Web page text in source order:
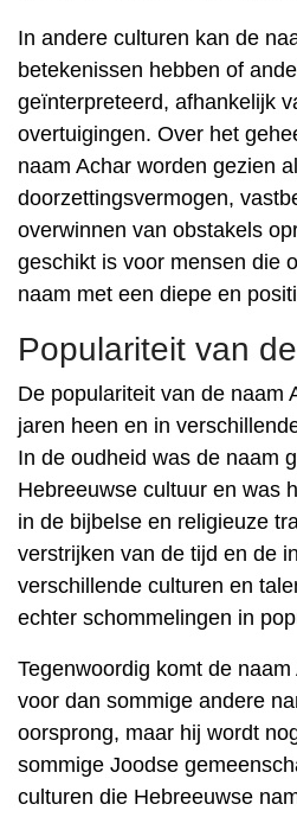
In andere culturen kan de
betekenissen hebben of
geïnterpreteerd, afhankelijk
overtuigingen. Over het
naam Achar worden gezien
doorzettingsvermogen,
overwinnen van obstakels
geschikt is voor mensen die
naam met een diepe en
Populariteit van
De populariteit van de naam
jaren heen en in
In de oudheid was de naam
Hebreeuwse cultuur en was
in de bijbelse en religieuze
verstrijken van de tijd en de
verschillende culturen en
echter schommelingen in
Tegenwoordig komt de
voor dan sommige andere
oorsprong, maar hij wordt
sommige Joodse
culturen die Hebreeuwse